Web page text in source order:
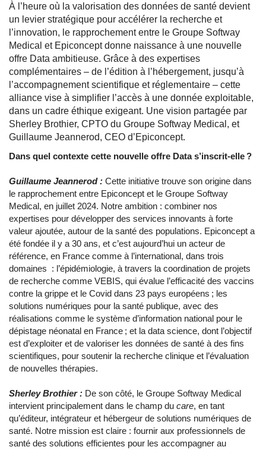
À l’heure où la valorisation des données de santé devient
un levier stratégique pour accélérer la recherche et
l’innovation, le rapprochement entre le Groupe Softway
Medical et Epiconcept donne naissance à une nouvelle
offre Data ambitieuse. Grâce à des expertises
complémentaires – de l’édition à l’hébergement, jusqu’à
l’accompagnement scientifique et réglementaire – cette
alliance vise à simplifier l’accès à une donnée exploitable,
dans un cadre éthique exigeant. Une vision partagée par
Sherley Brothier, CPTO du Groupe Softway Medical, et
Guillaume Jeannerod, CEO d’Epiconcept.
Dans quel contexte cette nouvelle offre Data s’inscrit-elle ?
Guillaume Jeannerod : Cette initiative trouve son origine dans
le rapprochement entre Epiconcept et le Groupe Softway
Medical, en juillet 2024. Notre ambition : combiner nos
expertises pour développer des services innovants à forte
valeur ajoutée, autour de la santé des populations. Epiconcept a
été fondée il y a 30 ans, et c’est aujourd’hui un acteur de
référence, en France comme à l’international, dans trois
domaines : l’épidémiologie, à travers la coordination de projets
de recherche comme VEBIS, qui évalue l’efficacité des vaccins
contre la grippe et le Covid dans 23 pays européens ; les
solutions numériques pour la santé publique, avec des
réalisations comme le système d’information national pour le
dépistage néonatal en France ; et la data science, dont l’objectif
est d’exploiter et de valoriser les données de santé à des fins
scientifiques, pour soutenir la recherche clinique et l’évaluation
de nouvelles thérapies.
Sherley Brothier : De son côté, le Groupe Softway Medical
intervient principalement dans le champ du care, en tant
qu’éditeur, intégrateur et hébergeur de solutions numériques de
santé. Notre mission est claire : fournir aux professionnels de
santé des solutions efficientes pour les accompagner au